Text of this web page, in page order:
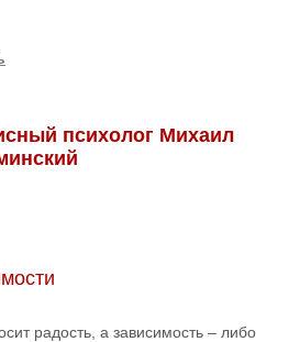
психолог Михаил
радость, а зависимость – либо